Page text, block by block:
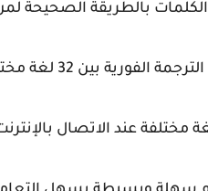
بالطريقة الصحيحة